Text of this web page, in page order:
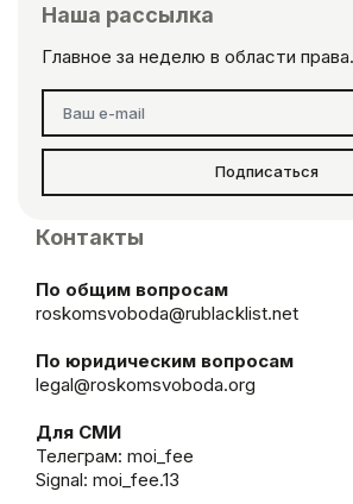
Наша рассылка
Главное за неделю в области права.
Подписаться
Контакты
По общим вопросам
roskomsvoboda@rublacklist.net
По юридическим вопросам
legal@roskomsvoboda.org
Для СМИ
Телеграм: moi_fee
Signal: moi_fee.13